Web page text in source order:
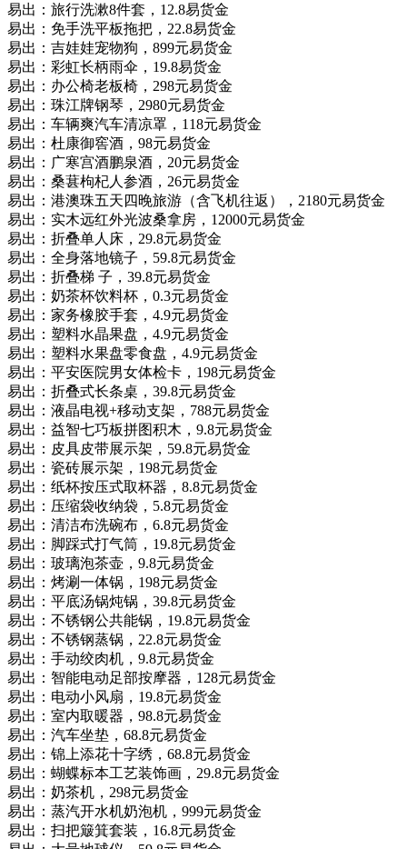
易出：旅行洗漱8件套，12.8易货金
易出：免手洗平板拖把，22.8易货金
易出：吉娃娃宠物狗，899元易货金
易出：彩虹长柄雨伞，19.8易货金
易出：办公椅老板椅，298元易货金
易出：珠江牌钢琴，2980元易货金
易出：车辆爽汽车清凉罩，118元易货金
易出：杜康御窖酒，98元易货金
易出：广寒宫酒鹏泉酒，20元易货金
易出：桑葚枸杞人参酒，26元易货金
易出：港澳珠五天四晚旅游（含飞机往返），2180元易货金
易出：实木远红外光波桑拿房，12000元易货金
易出：折叠单人床，29.8元易货金
易出：全身落地镜子，59.8元易货金
易出：折叠梯 子，39.8元易货金
易出：奶茶杯饮料杯，0.3元易货金
易出：家务橡胶手套，4.9元易货金
易出：塑料水晶果盘，4.9元易货金
易出：塑料水果盘零食盘，4.9元易货金
易出：平安医院男女体检卡，198元易货金
易出：折叠式长条桌，39.8元易货金
易出：液晶电视+移动支架，788元易货金
易出：益智七巧板拼图积木，9.8元易货金
易出：皮具皮带展示架，59.8元易货金
易出：瓷砖展示架，198元易货金
易出：纸杯按压式取杯器，8.8元易货金
易出：压缩袋收纳袋，5.8元易货金
易出：清洁布洗碗布，6.8元易货金
易出：脚踩式打气筒，19.8元易货金
易出：玻璃泡茶壶，9.8元易货金
易出：烤涮一体锅，198元易货金
易出：平底汤锅炖锅，39.8元易货金
易出：不锈钢公共能锅，19.8元易货金
易出：不锈钢蒸锅，22.8元易货金
易出：手动绞肉机，9.8元易货金
易出：智能电动足部按摩器，128元易货金
易出：电动小风扇，19.8元易货金
易出：室内取暖器，98.8元易货金
易出：汽车坐垫，68.8元易货金
易出：锦上添花十字绣，68.8元易货金
易出：蝴蝶标本工艺装饰画，29.8元易货金
易出：奶茶机，298元易货金
易出：蒸汽开水机奶泡机，999元易货金
易出：扫把簸箕套装，16.8元易货金